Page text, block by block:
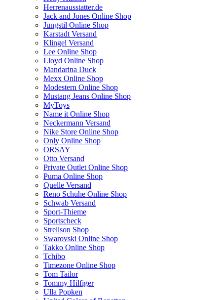
Herrenausstatter.de
Jack and Jones Online Shop
Jungstil Online Shop
Karstadt Versand
Klingel Versand
Lee Online Shop
Lloyd Online Shop
Mandarina Duck
Mexx Online Shop
Modestern Online Shop
Mustang Jeans Online Shop
MyToys
Name it Online Shop
Neckermann Versand
Nike Store Online Shop
Only Online Shop
ORSAY
Otto Versand
Private Outlet Online Shop
Puma Online Shop
Quelle Versand
Reno Schuhe Online Shop
Schwab Versand
Sport-Thieme
Sportscheck
Strellson Shop
Swarovski Online Shop
Takko Online Shop
Tchibo
Timezone Online Shop
Tom Tailor
Tommy Hilfiger
Ulla Popken